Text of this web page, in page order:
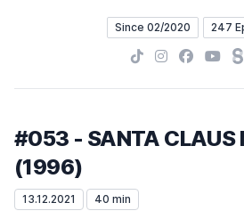
Since 02/2020 247
TikTokInstagram
Facebook
#053 - SANTA CLAUS
(1996)
13.12.2021 40 min